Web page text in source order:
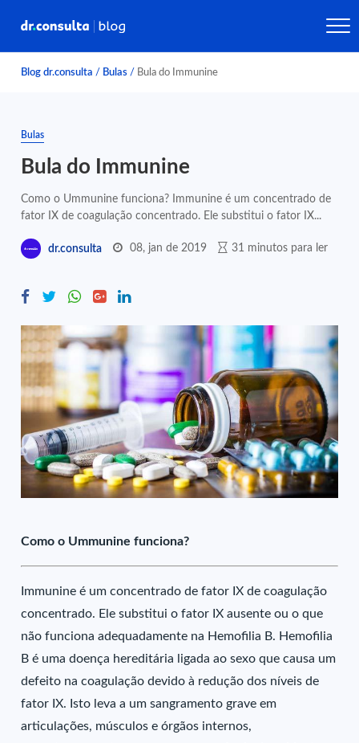
Blog dr.consulta / Bulas / Bula do Immunine
Bulas
Bula do Immunine
Como o Ummunine funciona? Immunine é um concentrado de
fator IX de coagulação concentrado. Ele substitui o fator IX...
dr.consulta 08, jan de 2019 31 minutos para ler
Como o Ummunine funciona?
Immunine é um concentrado de fator IX de coagulação
concentrado. Ele substitui o fator IX ausente ou o que
não funciona adequadamente na Hemofilia B. Hemofilia
B é uma doença hereditária ligada ao sexo que causa um
defeito na coagulação devido à redução dos níveis de
fator IX. Isto leva a um sangramento grave em
articulações, músculos e órgãos internos,